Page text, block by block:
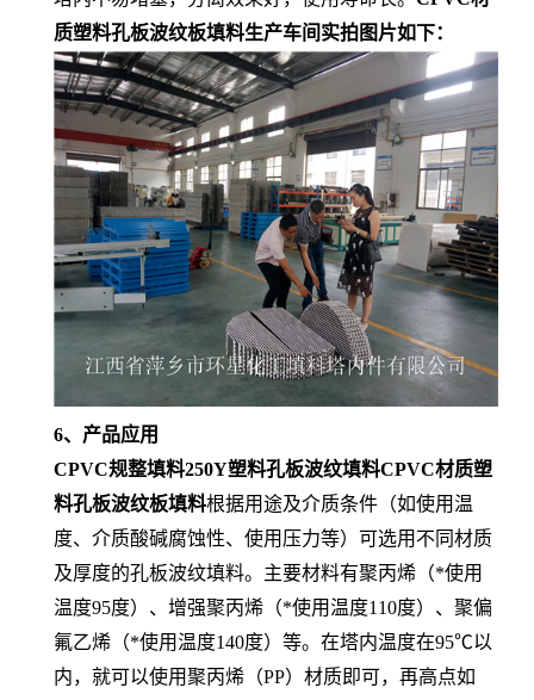
质塑料孔板波纹板填料生产车间实拍图片如下：
6、产品应用
CPVC规整填料250Y塑料孔板波纹填料CPVC材质塑
料孔板波纹板填料根据用途及介质条件（如使用温
度、介质酸碱腐蚀性、使用压力等）可选用不同材质
及厚度的孔板波纹填料。主要材料有聚丙烯（*使用
温度95度）、增强聚丙烯（*使用温度110度）、聚偏
氟乙烯（*使用温度140度）等。在塔内温度在95℃以
内，就可以使用聚丙烯（PP）材质即可，再高点如